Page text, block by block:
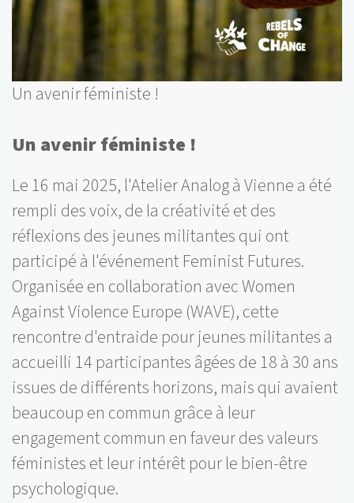
Un avenir féministe !
Un avenir féministe !
Le 16 mai 2025, l'Atelier Analog à Vienne a été
rempli des voix, de la créativité et des
réflexions des jeunes militantes qui ont
participé à l'événement Feminist Futures.
Organisée en collaboration avec Women
Against Violence Europe (WAVE), cette
rencontre d'entraide pour jeunes militantes a
accueilli 14 participantes âgées de 18 à 30 ans
issues de différents horizons, mais qui avaient
beaucoup en commun grâce à leur
engagement commun en faveur des valeurs
féministes et leur intérêt pour le bien-être
psychologique.